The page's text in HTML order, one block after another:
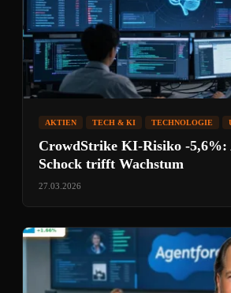
AKTIEN TECH & KI TECHNOLOGIE
CrowdStrike KI-Risiko -
Schock trifft Wachstum
27.03.2026